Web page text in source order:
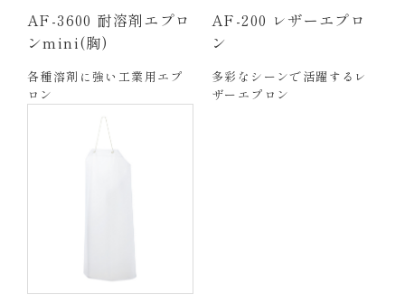
AF-3600 耐溶剤エプロ
ンmini(胸)
各種溶剤に強い工業用エプ
ロン
AF-200 レザーエプロ
ン
多彩なシーンで活躍するレ
ザーエプロン